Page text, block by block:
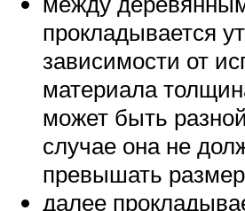
прокладывается
зависимости от
материала
может быть
случае она не
превышать
далее